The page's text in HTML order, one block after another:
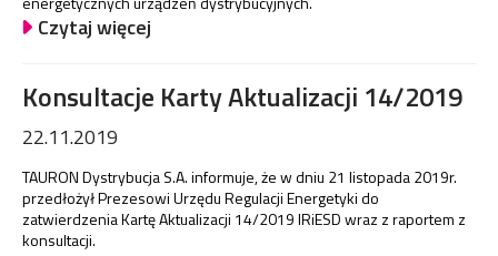
Czytaj więcej
Konsultacje Karty Aktualizacji 14/2019
22.11.2019
TAURON Dystrybucja S.A. informuje, że w dniu 21 listopada 2019r.
przedłożył Prezesowi Urzędu Regulacji Energetyki do
zatwierdzenia Kartę Aktualizacji 14/2019 IRiESD wraz z raportem z
konsultacji.